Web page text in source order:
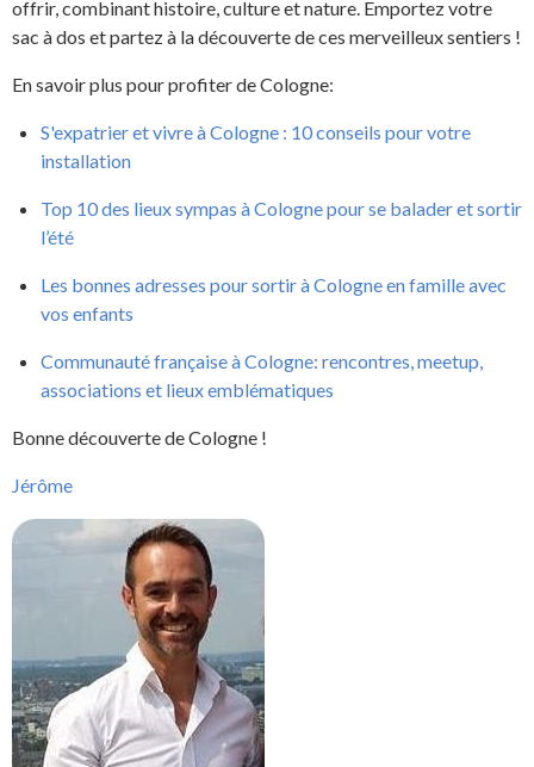
offrir, combinant histoire, culture et nature. Emportez votre
sac à dos et partez à la découverte de ces merveilleux sentiers !
En savoir plus pour profiter de Cologne:
S'expatrier et vivre à Cologne : 10 conseils pour votre
installation
Top 10 des lieux sympas à Cologne pour se balader et sortir
l’été
Les bonnes adresses pour sortir à Cologne en famille avec
vos enfants
Communauté française à Cologne: rencontres, meetup,
associations et lieux emblématiques
Bonne découverte de Cologne !
Jérôme